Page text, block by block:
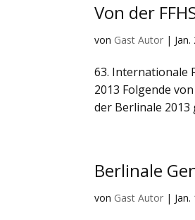
Von der
von Gast Autor |
63. Internationale
2013 Folgende
der Berlinale 2013
Berlinale
von Gast Autor |